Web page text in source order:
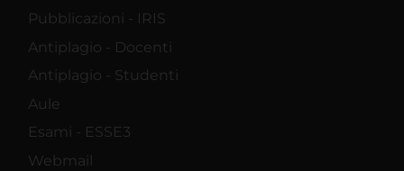
Pubblicazioni - IRIS
Antiplagio - Docenti
Antiplagio - Studenti
Aule
Esami - ESSE3
Webmail